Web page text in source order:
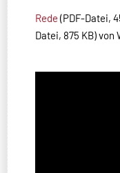
Rede (PDF-Datei,
Datei, 875 KB) von